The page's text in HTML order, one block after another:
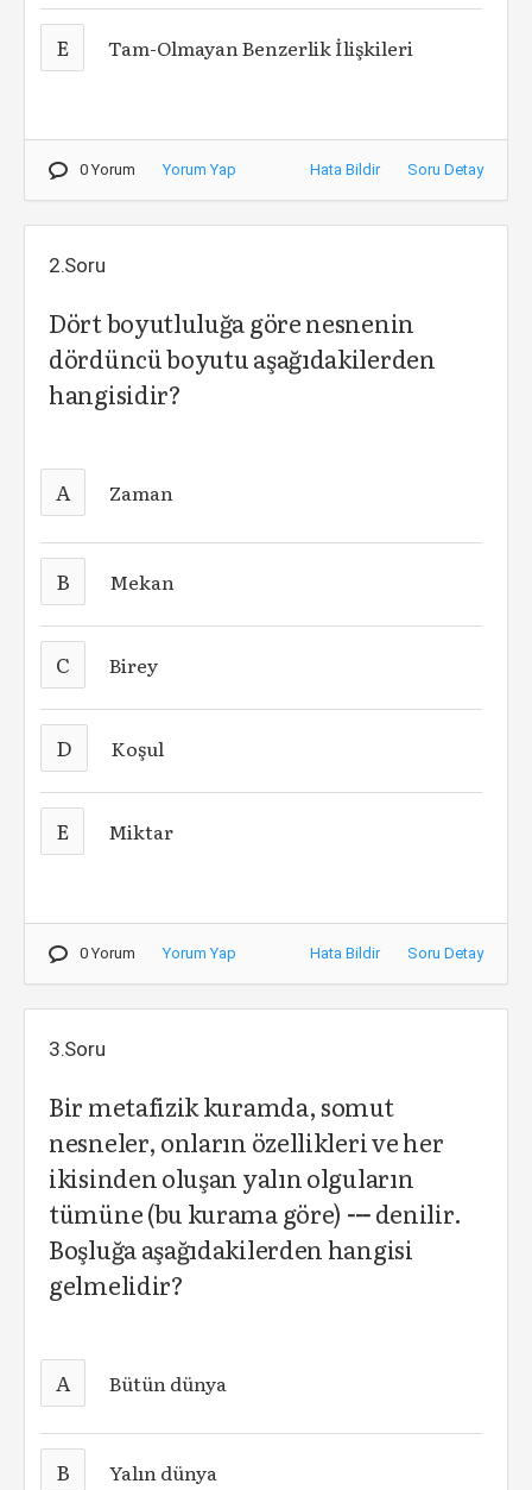
E Tam-Olmayan Benzerlik İlişkileri
0 Yorum Yorum Yap Hata Bildir Soru Detay
2.Soru
Dört boyutluluğa göre nesnenin
dördüncü boyutu aşağıdakilerden
hangisidir?
A Zaman
B Mekan
C Birey
D Koşul
E Miktar
0 Yorum Yorum Yap Hata Bildir Soru Detay
3.Soru
Bir metafizik kuramda, somut
nesneler, onların özellikleri ve her
ikisinden oluşan yalın olguların
tümüne (bu kurama göre) ---denilir.
Boşluğa aşağıdakilerden hangisi
gelmelidir?
A Bütün dünya
B Yalın dünya